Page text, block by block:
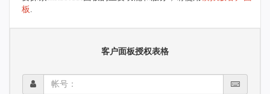
板 .
客户面板授权表格
号：